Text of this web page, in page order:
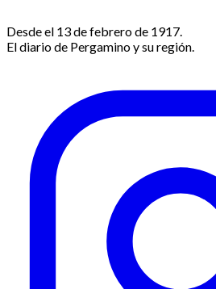
Desde el 13 de febrero de 1917.
El diario de Pergamino y su región.